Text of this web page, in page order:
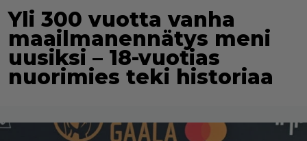
Yli 300 vuotta vanha
maailmanennätys meni
uusiksi – 18-vuotias
nuorimies teki historiaa